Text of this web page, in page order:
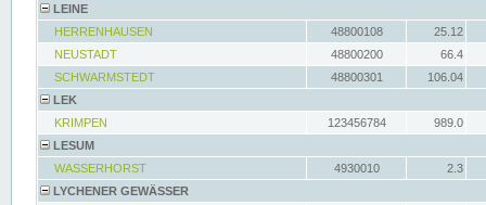
LEINE
HERRENHAUSEN
48800108
25.12
NEUSTADT
48800200
66.4
SCHWARMSTEDT
48800301
106.04
LEK
KRIMPEN
123456784
989.0
LESUM
WASSERHORST
4930010
2.3
LYCHENER GEWÄSSER